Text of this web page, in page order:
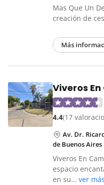
Mas Que Un
creación de
Más
Viveros
4.4(17
Av. Dr.
de Buenos Aires
Viveros En
espacio
en su… ver más